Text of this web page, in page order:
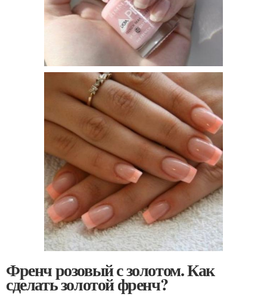
Френч розовый с золотом. Как
сделать золотой френч?